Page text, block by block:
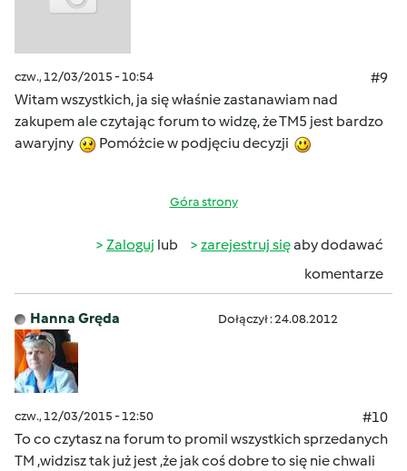
czw., 12/03/2015 - 10:54
#9
Witam wszystkich, ja się właśnie zastanawiam nad
zakupem ale czytając forum to widzę, że TM5 jest bardzo
awaryjny
Pomóżcie w podjęciu decyzji
Góra strony
Zaloguj lub zarejestruj sięaby dodawać
komentarze
Hanna Gręda Dołączył : 24.08.2012
czw., 12/03/2015 - 12:50
#10
To co czytasz na forum to promil wszystkich sprzedanych
TM ,widzisz tak już jest ,że jak coś dobre to się nie chwali